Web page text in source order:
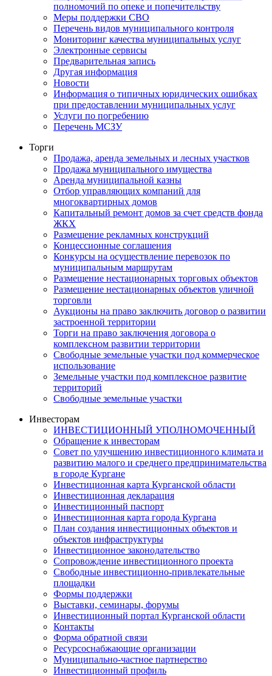
полномочий по опеке и попечительству
Меры поддержки СВО
Перечень видов муниципального контроля
Мониторинг качества муниципальных услуг
Электронные сервисы
Предварительная запись
Другая информация
Новости
Информация о типичных юридических ошибках
при предоставлении муниципальных услуг
Услуги по погребению
Перечень МСЗУ
Торги
Продажа, аренда земельных и лесных участков
Продажа муниципального имущества
Аренда муниципальной казны
Отбор управляющих компаний для
многоквартирных домов
Капитальный ремонт домов за счет средств фонда
ЖКХ
Размещение рекламных конструкций
Концессионные соглашения
Конкурсы на осуществление перевозок по
муниципальным маршрутам
Размещение нестационарных торговых объектов
Размещение нестационарных объектов уличной
торговли
Аукционы на право заключить договор о развитии
застроенной территории
Торги на право заключения договора о
комплексном развитии территории
Свободные земельные участки под коммерческое
использование
Земельные участки под комплексное развитие
территорий
Свободные земельные участки
Инвесторам
ИНВЕСТИЦИОННЫЙ УПОЛНОМОЧЕННЫЙ
Обращение к инвесторам
Совет по улучшению инвестиционного климата и
развитию малого и среднего предпринимательства
в городе Кургане
Инвестиционная карта Курганской области
Инвестиционная декларация
Инвестиционный паспорт
Инвестиционная карта города Кургана
План создания инвестиционных объектов и
объектов инфраструктуры
Инвестиционное законодательство
Сопровождение инвестиционного проекта
Свободные инвестиционно-привлекательные
площадки
Формы поддержки
Выставки, семинары, форумы
Инвестиционный портал Курганской области
Контакты
Форма обратной связи
Ресурсоснабжающие организации
Муниципально-частное партнерство
Инвестиционный профиль